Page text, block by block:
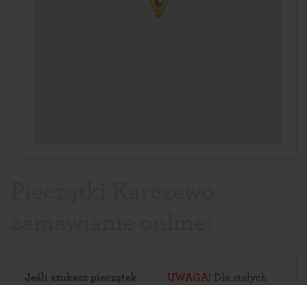
Jeśli szukasz pieczątek
UWAGA! Dla stałych